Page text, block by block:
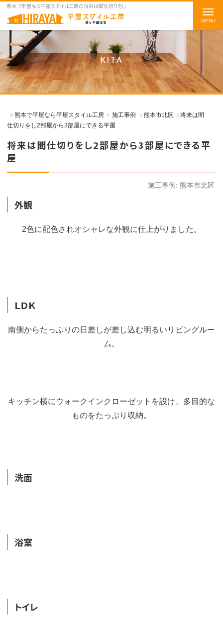
熊本で平屋なら平屋スタイル工房の将来は間仕切りをし2部屋から3部屋にできる平屋をご紹介
KITA
熊本で平屋なら平屋スタイル工房 施工事例 熊本市北区
将来は間
仕切りをし2部屋から3部屋にできる平屋
将来は間仕切りをし2部屋から3部屋にできる平
屋
施工事例: 熊本市北区
外観
2色に配色されオシャレな外観に仕上がりました。
ＬＤＫ
南側からたっぷりの日差しが差し込む明るいリビングルー
ム。
キッチン横にウォークインクローゼットを設け、多目的な
ものをたっぷり収納。
洗面
浴室
トイレ
t
o
g
g
l
e
n
g
t
i